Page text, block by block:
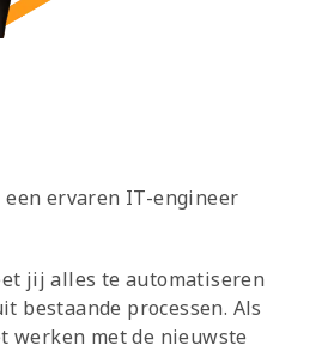
ervaren IT-engineer
jij alles te automatiseren
bestaande processen. Als
werken met de nieuwste